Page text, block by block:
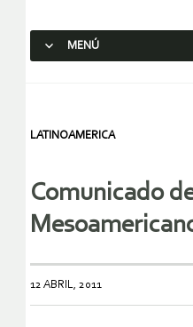
MENÚ
LATINOAMERICA
Comunicado
12 ABRIL, 2011